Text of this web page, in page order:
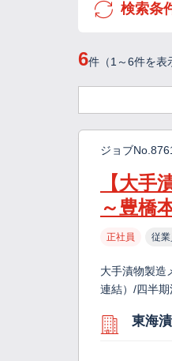
検索条
6件（1～6件を表
ジョブ
【大
～豊橋
正社員 従
大手漬物製造
連結）/四半
東海